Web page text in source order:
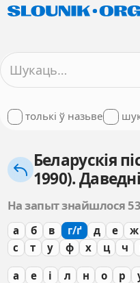
толькі ў назьве
Беларускія
1990).
На запыт знайшлося
а б в г/ґ д е ж
с
т у ф х ц ч
а е і л н о р